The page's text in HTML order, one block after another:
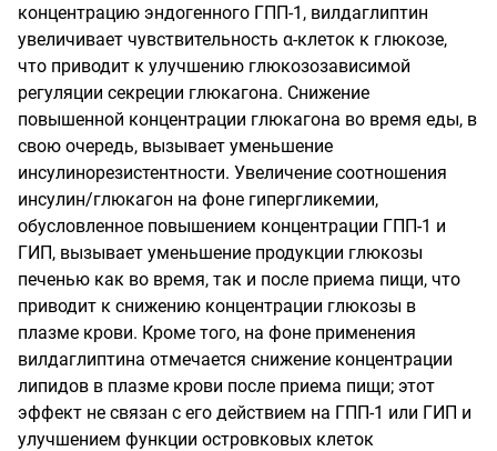
концентрацию эндогенного ГПП-1, вилдаглиптин
увеличивает чувствительность α-клеток к глюкозе,
что приводит к улучшению глюкозозависимой
регуляции секреции глюкагона. Снижение
повышенной концентрации глюкагона во время еды, в
свою очередь, вызывает уменьшение
инсулинорезистентности. Увеличение соотношения
инсулин/глюкагон на фоне гипергликемии,
обусловленное повышением концентрации ГПП-1 и
ГИП, вызывает уменьшение продукции глюкозы
печенью как во время, так и после приема пищи, что
приводит к снижению концентрации глюкозы в
плазме крови. Кроме того, на фоне применения
вилдаглиптина отмечается снижение концентрации
липидов в плазме крови после приема пищи; этот
эффект не связан с его действием на ГПП-1 или ГИП и
улучшением функции островковых клеток